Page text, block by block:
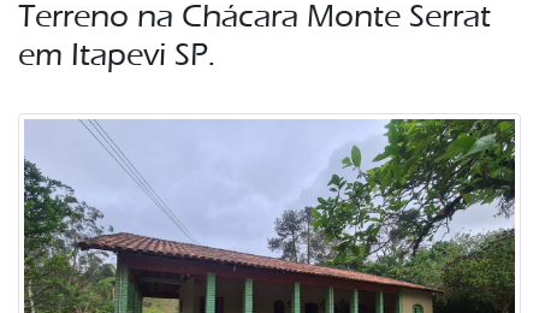
Terreno na Chácara Monte Serrat
em Itapevi SP.